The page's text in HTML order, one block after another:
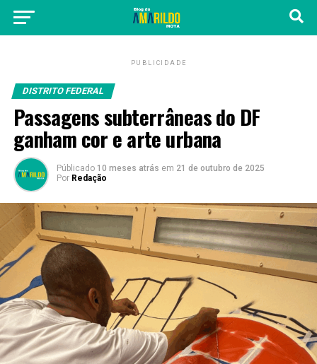
PUBLICIDADE
DISTRITO FEDERAL
Passagens subterrâneas do DF
ganham cor e arte urbana
Públicado 10 meses atrás em 21 de outubro de 2025
Por Redação